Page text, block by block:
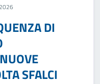
DI
SFALCI